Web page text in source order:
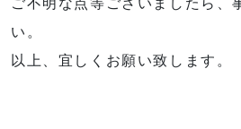
い。
以上、宜しくお願い致します。